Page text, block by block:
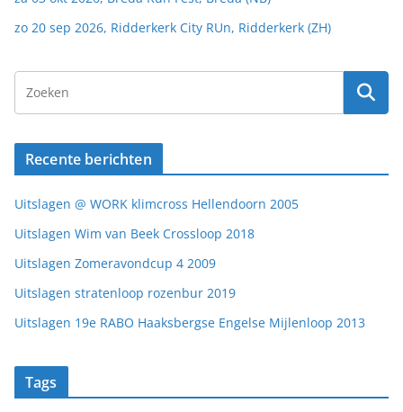
zo 20 sep 2026, Ridderkerk City RUn, Ridderkerk (ZH)
Recente berichten
Uitslagen @ WORK klimcross Hellendoorn 2005
Uitslagen Wim van Beek Crossloop 2018
Uitslagen Zomeravondcup 4 2009
Uitslagen stratenloop rozenbur 2019
Uitslagen 19e RABO Haaksbergse Engelse Mijlenloop 2013
Tags